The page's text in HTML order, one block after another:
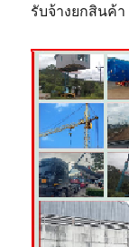
รับจ้างยกสินค้า